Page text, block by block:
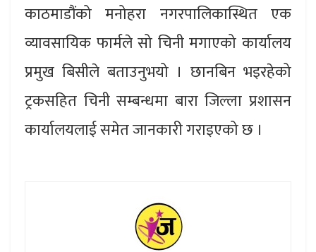
काठमाडौंको मनोहरा नगरपालिकास्थित एक
व्यावसायिक फार्मले सो चिनी मगाएको कार्यालय
प्रमुख बिसीले बताउनुभयो । छानबिन भइरहेको
ट्रकसहित चिनी सम्बन्धमा बारा जिल्ला प्रशासन
कार्यालयलाई समेत जानकारी गराइएको छ ।